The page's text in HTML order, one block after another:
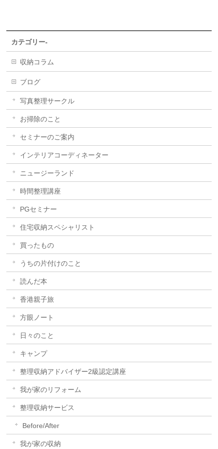
カテゴリー-
収納コラム
ブログ
写真整理サークル
お掃除のこと
セミナーのご案内
インテリアコーディネーター
ニュージーランド
時間整理講座
PGセミナー
住宅収納スペシャリスト
買ったもの
うちの片付けのこと
読んだ本
香港親子旅
方眼ノート
日々のこと
キャンプ
整理収納アドバイザー2級認定講座
我が家のリフォーム
整理収納サービス
Before/After
我が家の収納